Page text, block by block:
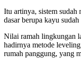
Itu artinya, sistem sudah
dasar berupa kayu
Nilai ramah lingkungan
hadirnya metode
rumah panggung, yang